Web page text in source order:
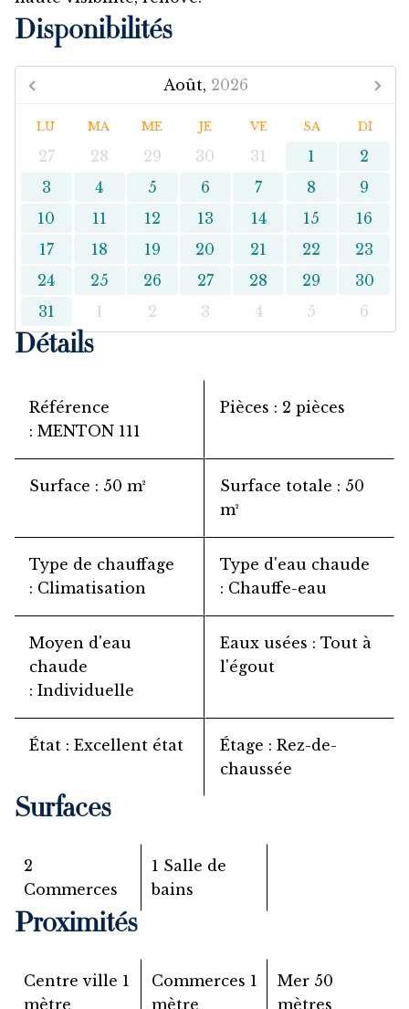
Disponibilités
Août, 2026
LU MA ME JE VE SA DI
27 28 29 30 31 1
2
3
4 5 6 7 8
9
10
11 12 13 14 15
16
17
18 19 20 21 22
23
24
25 26 27 28 29
30
31
1 2 3 4 5 6
Détails
Référence
MENTON 111
Pièces 2 pièces
Surface 50 m² Surface totale
50
m²
Type de chauffage
Climatisation
Type d'eau chaude
Chauffe-eau
Moyen d'eau
chaude
Individuelle
Eaux usées
Tout à
l'égout
État Excellent état Étage
Rez-de-
chaussée
Surfaces
2
Commerces
1 Salle de
bains
Proximités
Centre ville 1
mètre
Commerces 1
mètre
Mer 50
mètres